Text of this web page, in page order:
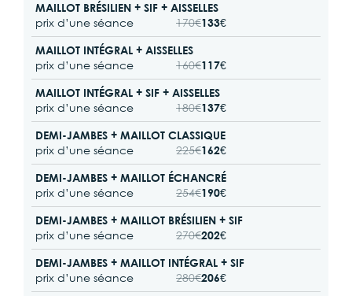
MAILLOT BRÉSILIEN + SIF + AISSELLES
prix d’une séance 170€133€
MAILLOT INTÉGRAL + AISSELLES
prix d’une séance 160€117€
MAILLOT INTÉGRAL + SIF + AISSELLES
prix d’une séance 180€137€
DEMI-JAMBES + MAILLOT CLASSIQUE
prix d’une séance 225€162€
DEMI-JAMBES + MAILLOT ÉCHANCRÉ
prix d’une séance 254€190€
DEMI-JAMBES + MAILLOT BRÉSILIEN + SIF
prix d’une séance 270€202€
DEMI-JAMBES + MAILLOT INTÉGRAL + SIF
prix d’une séance 280€206€